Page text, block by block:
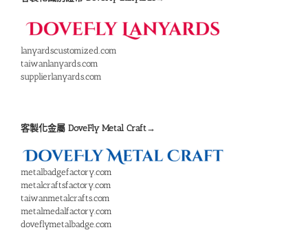
lanyardscustomized.com
taiwanlanyards.com
supplierlanyards.com
客製化金屬 DoveFly Metal Craft→
metalbadgefactory.com
metalcraftsfactory.com
taiwanmetalcrafts.com
metalmedalfactory.com
doveflymetalbadge.com